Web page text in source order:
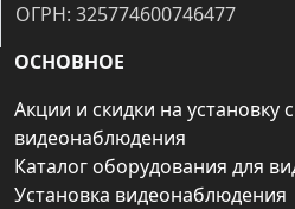
ОГРН: 325774600746477
ОСНОВНОЕ
Акции и скидки на установку
видеонаблюдения
Каталог оборудования для
Установка видеонаблюдения